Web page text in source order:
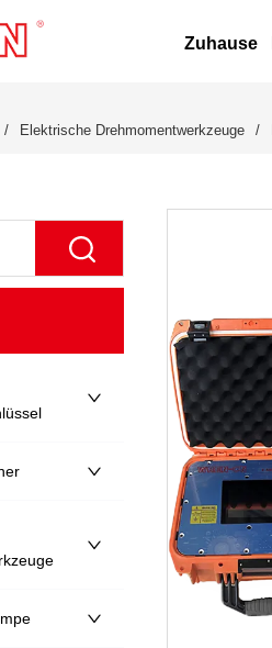
Zuhause
/ Elektrische Drehmomentwerkzeuge /